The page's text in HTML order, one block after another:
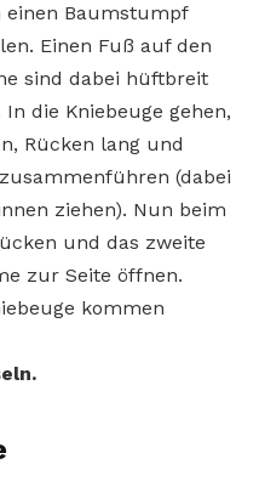
einen Baumstumpf
Einen Fuß auf den
sind dabei hüftbreit
die Kniebeuge gehen,
Rücken lang und
(dabei
ziehen). Nun beim
und das zweite
zur Seite öffnen.
kommen